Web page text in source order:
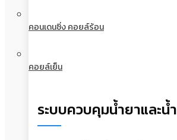
คอนเดนซิ่ง คอยล์ร้อน
คอยล์เย็น
ระบบควบคุมน้ำยาและน้ำ